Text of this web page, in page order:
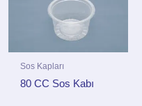
Sos Kapları
80 CC Sos Kabı